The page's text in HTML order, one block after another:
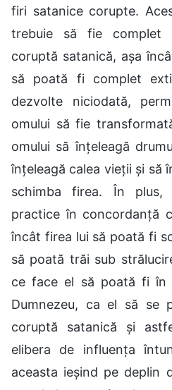
firi satanice corupte.
trebuie să fie complet
coruptă satanică, așa
să poată fi complet
dezvolte niciodată,
omului să fie
omului să înțeleagă
înțeleagă calea vieții și să
schimba firea. În
practice în concordanță
încât firea lui să poată fi
să poată trăi sub
ce face el să poată fi în
Dumnezeu, ca el să se
coruptă satanică și
elibera de influența
aceasta ieșind pe deplin